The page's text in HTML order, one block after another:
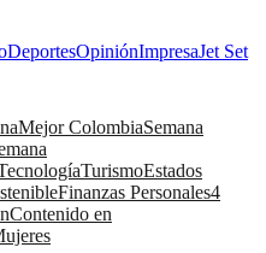
DeportesOpiniónImpresaJet Set
Mejor ColombiaSemana
TurismoEstados
Finanzas Personales4
Contenido en